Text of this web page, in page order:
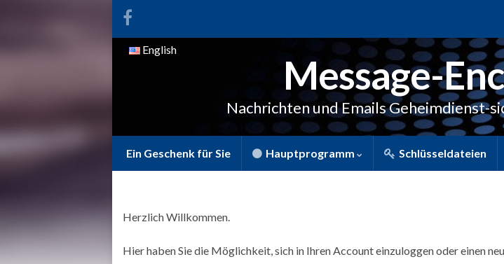
English
Message-
Nachrichten und Emails Geheimdienst-
Ein Geschenk für Sie Hauptprogramm Schlüsseldateien
Herzlich Willkommen.
Hier haben Sie die Möglichkeit, sich in Ihren Account einzuloggen oder einen